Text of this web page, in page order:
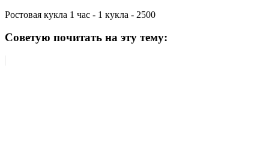
Ростовая кукла 1 час - 1 кукла - 2500
Советую почитать на эту тему: